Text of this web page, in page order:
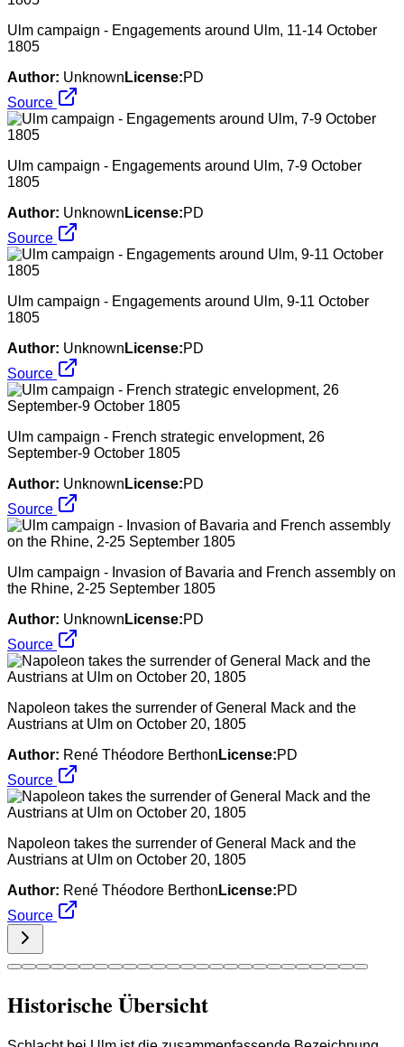
Ulm campaign - Engagements around Ulm, 11-14 October
1805
Author: Unknown License:PD
Source
Ulm campaign - Engagements around Ulm, 7-9 October
1805
Author: Unknown License:PD
Source
Ulm campaign - Engagements around Ulm, 9-11 October
1805
Author: Unknown License:PD
Source
Ulm campaign - French strategic envelopment, 26
September-9 October 1805
Author: Unknown License:PD
Source
Ulm campaign - Invasion of Bavaria and French assembly on
the Rhine, 2-25 September 1805
Author: Unknown License:PD
Source
Napoleon takes the surrender of General Mack and the
Austrians at Ulm on October 20, 1805
Author: René Théodore Berthon License:PD
Source
Napoleon takes the surrender of General Mack and the
Austrians at Ulm on October 20, 1805
Author: René Théodore Berthon License:PD
Source
Historische Übersicht